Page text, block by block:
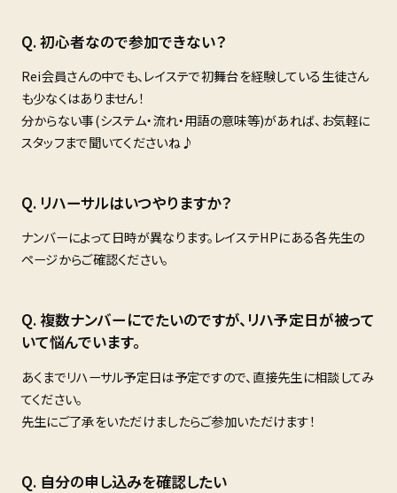
初心者なので参加できない？
Rei会員さんの中でも、レイステで初舞台を経験している生徒さん
も少なくはありません！
分からない事(システム・流れ・用語の意味等)があれば、お気軽に
スタッフまで聞いてくださいね♪
リハーサルはいつやりますか？
ナンバーによって日時が異なります。レイステHPにある各先生の
ページからご確認ください。
複数ナンバーにでたいのですが、リハ予定日が被って
いて悩んでいます。
あくまでリハーサル予定日は予定ですので、直接先生に相談してみ
てください。
先生にご了承をいただけましたらご参加いただけます！
自分の申し込みを確認したい